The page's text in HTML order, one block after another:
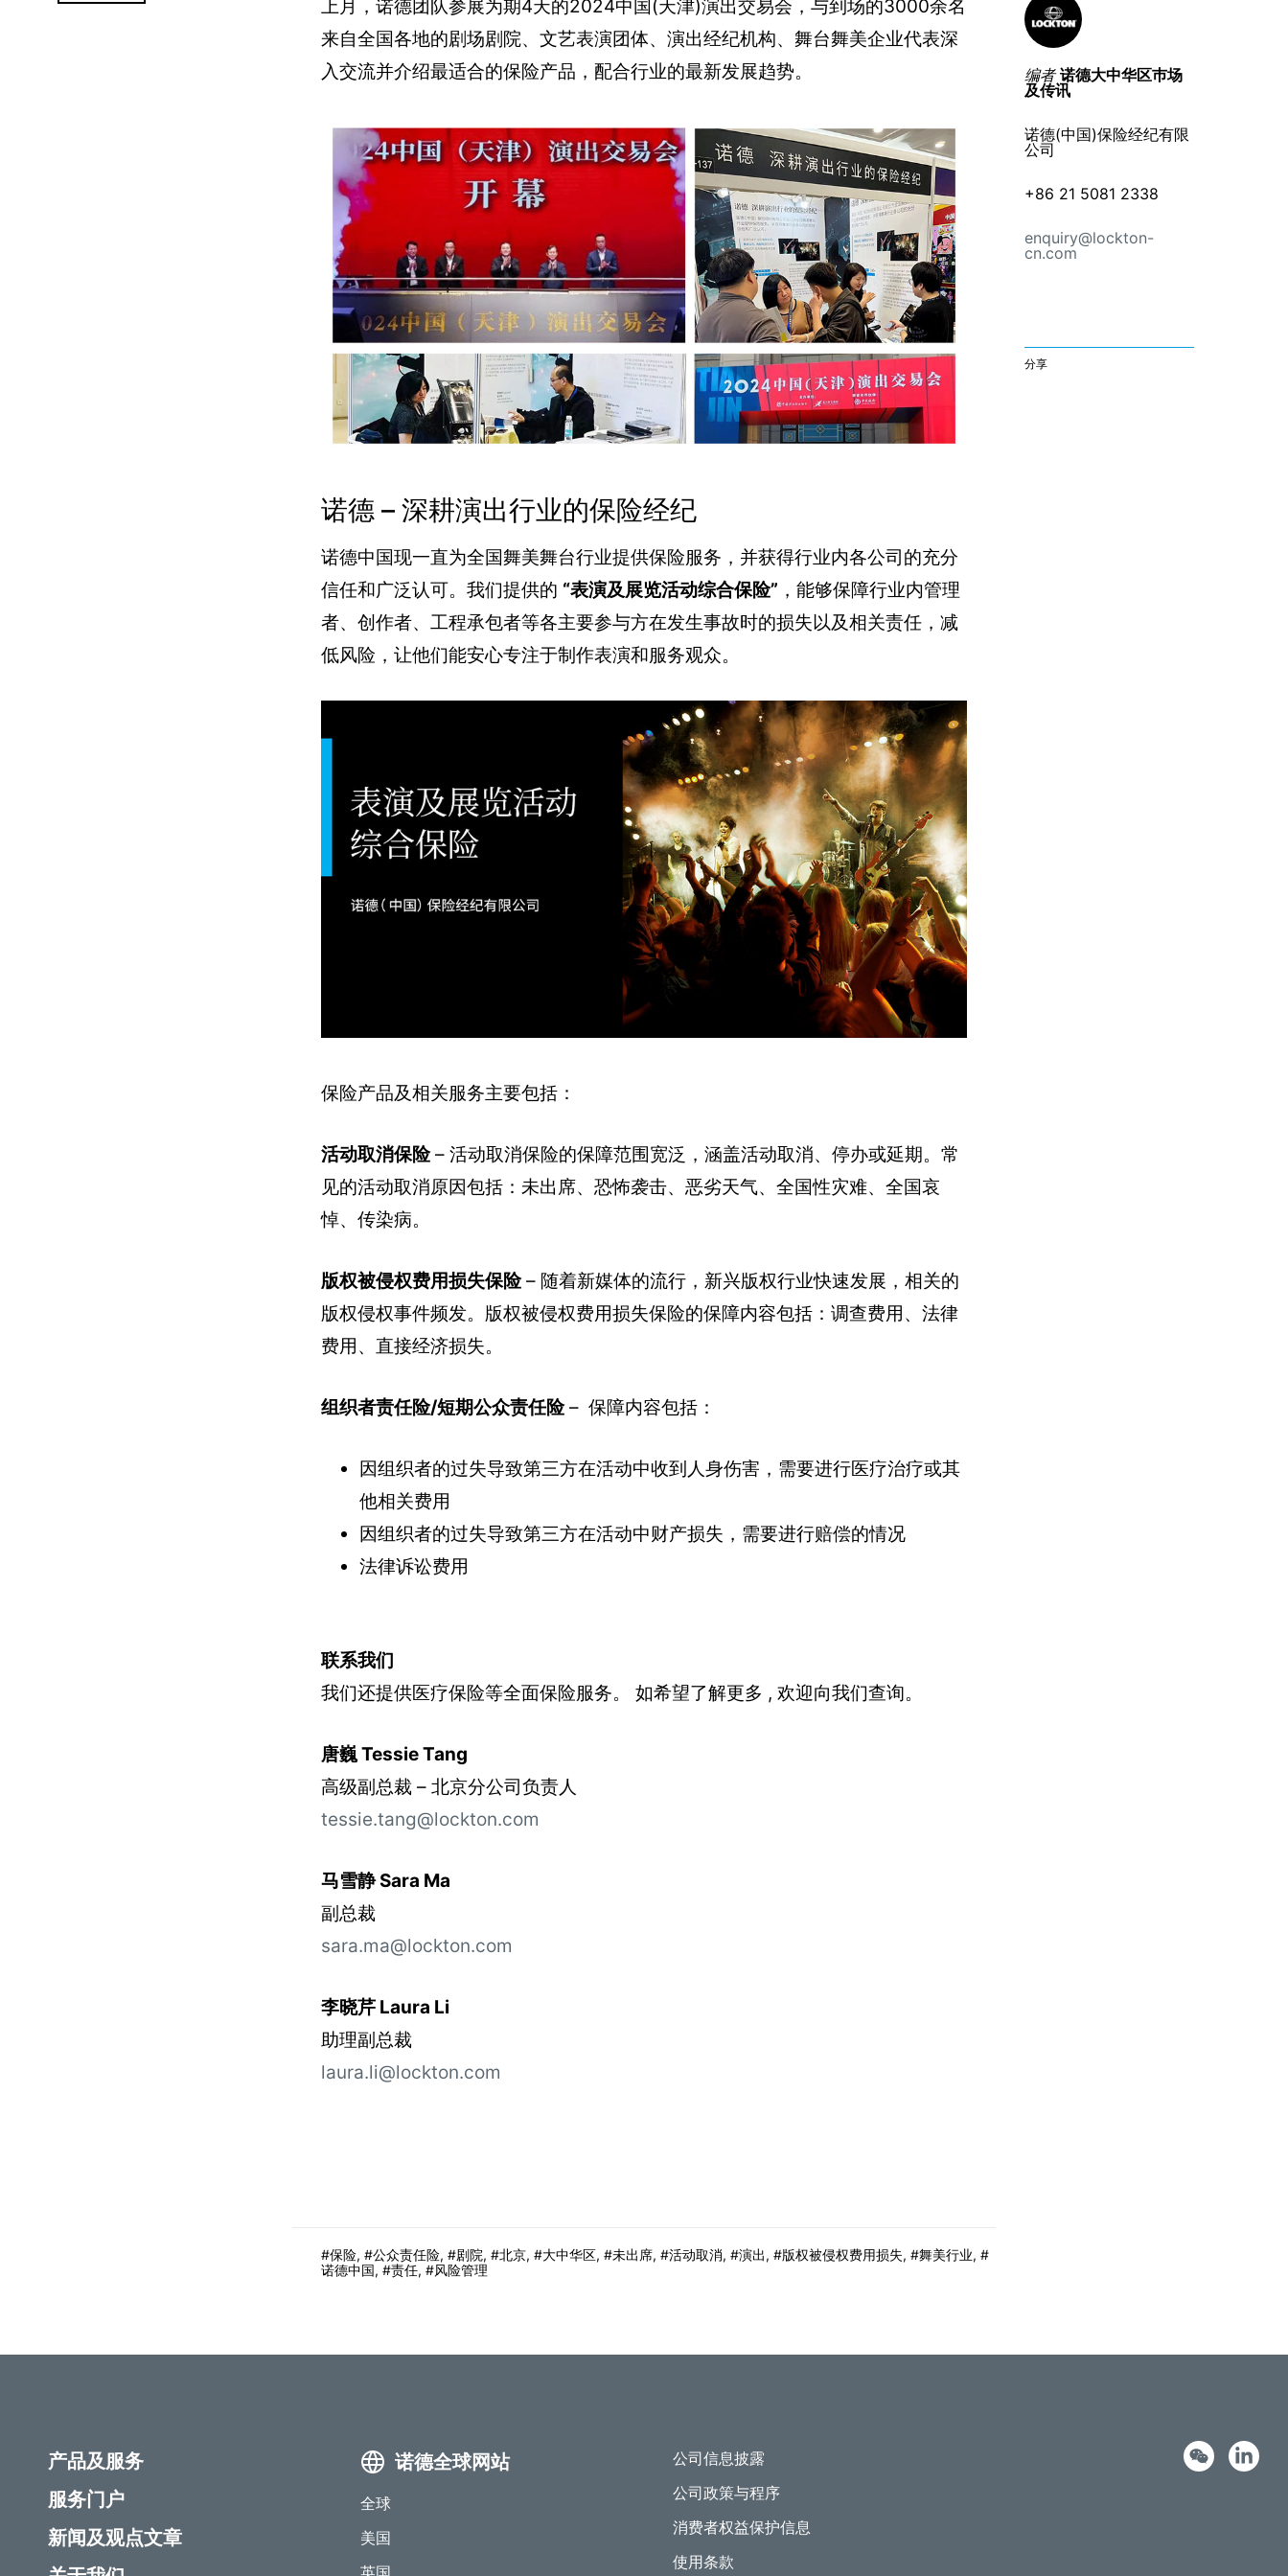
上月，诺德团队参展为期4天的2024中国(天津)演出交易会，与到场的3000余名
来自全国各地的剧场剧院、文艺表演团体、演出经纪机构、舞台舞美企业代表深
入交流并介绍最适合的保险产品，配合行业的最新发展趋势。
诺德 – 深耕演出行业的保险经纪
诺德中国现一直为全国舞美舞台行业提供保险服务，并获得行业内各公司的充分
信任和广泛认可。我们提供的 “表演及展览活动综合保险” ，能够保障行业内管理
者、创作者、工程承包者等各主要参与方在发生事故时的损失以及相关责任，减
低风险，让他们能安心专注于制作表演和服务观众。
保险产品及相关服务主要包括：
活动取消保险– 活动取消保险的保障范围宽泛，涵盖活动取消、停办或延期。常
见的活动取消原因包括：未出席、恐怖袭击、恶劣天气、全国性灾难、全国哀
悼、传染病。
版权被侵权费用损失保险– 随着新媒体的流行，新兴版权行业快速发展，相关的
版权侵权事件频发。版权被侵权费用损失保险的保障内容包括：调查费用、法律
费用、直接经济损失。
组织者责任险/短期公众责任险– 保障内容包括：
因组织者的过失导致第三方在活动中收到人身伤害，需要进行医疗治疗或其
他相关费用
因组织者的过失导致第三方在活动中财产损失，需要进行赔偿的情况
法律诉讼费用
联系我们
我们还提供医疗保险等全面保险服务。 如希望了解更多 , 欢迎向我们查询。
唐巍 Tessie Tang
高级副总裁 – 北京分公司负责人
tessie.tang@lockton.com
马雪静 Sara Ma
副总裁
sara.ma@lockton.com
李晓芹 Laura Li
助理副总裁
laura.li@lockton.com
保险, 公众责任险, 剧院, 北京, 大中华区, 未出席, 活动取消, 演出, 版权被侵权费用损失, 舞美行业,
诺德中国, 责任, 风险管理
编者 诺德大中华区巿场
及传讯
诺德(中国)保险经纪有限
公司
+86 21 5081 2338
enquiry@lockton-
cn.com
分享
产品及服务
服务门户
新闻及观点文章
诺德全球网站
全球
美国
英国
公司信息披露
公司政策与程序
消费者权益保护信息
使用条款